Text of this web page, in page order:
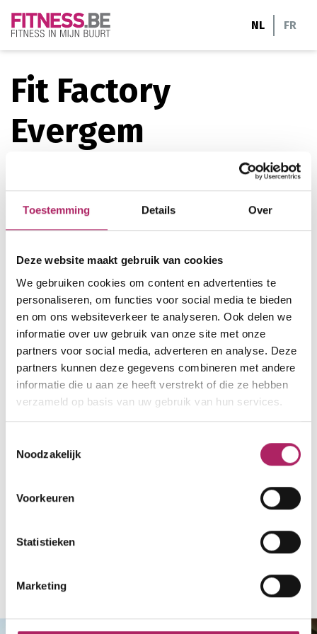
Toestemming Details Over
Deze website maakt gebruik van cookies
We gebruiken cookies om content en advertenties te
personaliseren, om functies voor social media te bieden
en om ons websiteverkeer te analyseren. Ook delen we
informatie over uw gebruik van onze site met onze
partners voor social media, adverteren en analyse. Deze
partners kunnen deze gegevens combineren met andere
informatie die u aan ze heeft verstrekt of die ze hebben
verzameld op basis van uw gebruik van hun services.
Noodzakelijk
Voorkeuren
Statistieken
Marketing
NL FR
Fit Factory
Evergem
Deze club, studio, ... heeft nog geen beschrijving
Polenstraat 179
9940 Evergem
0498448751
info@fitfactoryevergem.be
www.fitfactoryevergem.be
Terug naar overzicht